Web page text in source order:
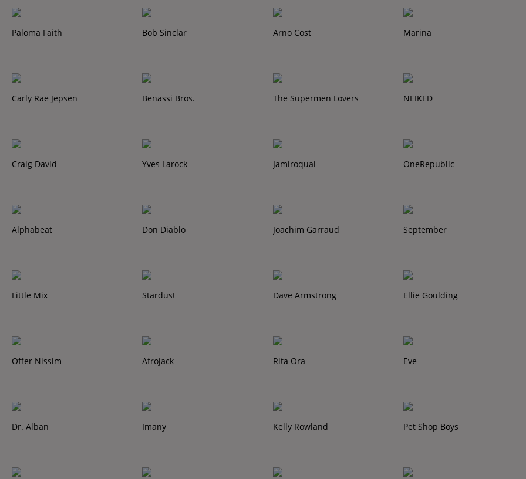
Contact
Contact
Recherche d'un titre
Paloma Faith Bob Sinclar Arno Cost Marina
Carly Rae Jepsen Benassi Bros. The Supermen Lovers NEIKED
Craig David Yves Larock Jamiroquai OneRepublic
Alphabeat Don Diablo Joachim Garraud September
Little Mix Stardust Dave Armstrong Ellie Goulding
Offer Nissim Afrojack Rita Ora Eve
Dr. Alban Imany Kelly Rowland Pet Shop Boys